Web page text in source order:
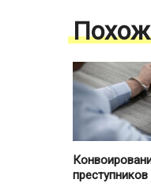
преступников